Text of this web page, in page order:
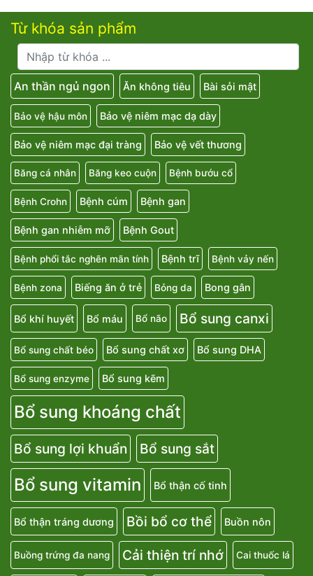
Từ khóa sản phẩm
An thần ngủ ngon Ăn không tiêu Bài sỏi mật
Bảo vệ hậu môn Bảo vệ niêm mạc dạ dày
Bảo vệ niêm mạc đại tràng Bảo vệ vết thương
Băng cá nhân Băng keo cuộn Bệnh bướu cổ
Bệnh Crohn Bệnh cúm Bệnh gan
Bệnh gan nhiễm mỡ Bệnh Gout
Bệnh phổi tắc nghẽn mãn tính Bệnh trĩ Bệnh vảy nến
Bệnh zona Biếng ăn ở trẻ Bỏng da Bong gân
Bổ khí huyết Bổ máu Bổ não Bổ sung canxi
Bổ sung chất béo Bổ sung chất xơ Bổ sung DHA
Bổ sung enzyme Bổ sung kẽm
Bổ sung khoáng chất
Bổ sung lợi khuẩn Bổ sung sắt
Bổ sung vitamin Bổ thận cố tinh
Bổ thận tráng dương Bồi bổ cơ thể Buồn nôn
Buồng trứng đa nang Cải thiện trí nhớ Cai thuốc lá